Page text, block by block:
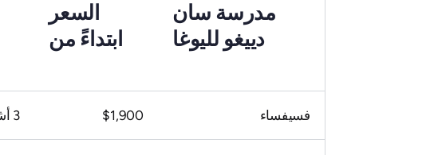
مدرسة سان
دييغو لليوغا
السعر
ابتداءً من
فسيفساء $1,900 3 أشهر